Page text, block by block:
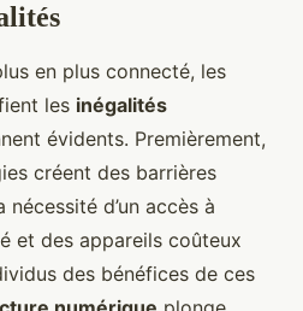
en plus connecté, les
les inégalités
évidents. Premièrement,
créent des barrières
nécessité d’un accès à
et des appareils coûteux
des bénéfices de ces